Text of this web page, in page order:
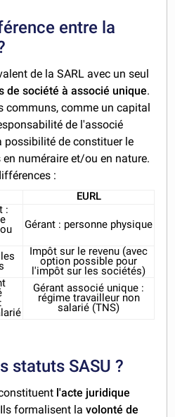
entre la
de la SARL avec un seul
de société à associé unique.
communs, comme un capital
de l'associé
possibilité de constituer le
numéraire et/ou en nature.
:
EURL
:
Gérant : personne physique
Impôt sur le revenu (avec
option possible pour
l'impôt sur les sociétés)
Gérant associé unique :
régime travailleur non
salarié (TNS)
statuts SASU ?
l'acte juridique
formalisent lavolonté de